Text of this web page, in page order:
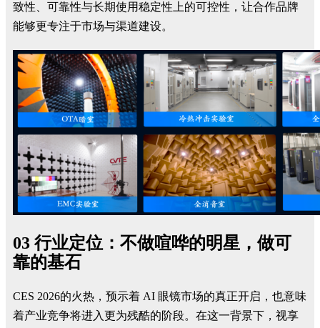
致性、可靠性与长期使用稳定性上的可控性，让合作品牌
能够更专注于市场与渠道建设。
03 行业定位：不做喧哗的明星，做可
靠的基石
CES 2026的火热，预示着 AI 眼镜市场的真正开启，也意味
着产业竞争将进入更为残酷的阶段。在这一背景下，视享